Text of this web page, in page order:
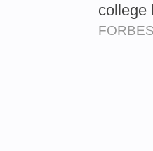
college